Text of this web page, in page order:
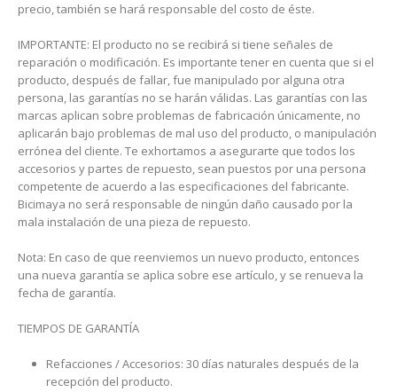
precio, también se hará responsable del costo de éste.
IMPORTANTE: El producto no se recibirá si tiene señales de
reparación o modificación. Es importante tener en cuenta que si el
producto, después de fallar, fue manipulado por alguna otra
persona, las garantías no se harán válidas. Las garantías con las
marcas aplican sobre problemas de fabricación únicamente, no
aplicarán bajo problemas de mal uso del producto, o manipulación
errónea del cliente. Te exhortamos a asegurarte que todos los
accesorios y partes de repuesto, sean puestos por una persona
competente de acuerdo a las especificaciones del fabricante.
Bicimaya no será responsable de ningún daño causado por la
mala instalación de una pieza de repuesto.
Nota: En caso de que reenviemos un nuevo producto, entonces
una nueva garantía se aplica sobre ese artículo, y se renueva la
fecha de garantía.
TIEMPOS DE GARANTÍA
Refacciones / Accesorios: 30 días naturales después de la
recepción del producto.